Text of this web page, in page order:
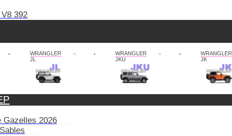
392
WRANGLER
JL
WRANGLER
JKU
WRANGLER
JK
Gazelles 2026